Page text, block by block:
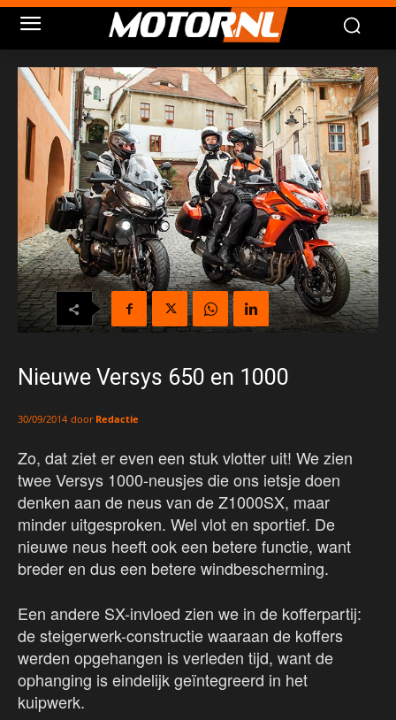
Nieuwe Versys 650 en 1000
30/09/2014 door Redactie
Zo, dat ziet er even een stuk vlotter uit! We zien
twee Versys 1000-neusjes die ons ietsje doen
denken aan de neus van de Z1000SX, maar
minder uitgesproken. Wel vlot en sportief. De
nieuwe neus heeft ook een betere functie, want
breder en dus een betere windbescherming.
Een andere SX-invloed zien we in de kofferpartij:
de steigerwerk-constructie waaraan de koffers
werden opgehangen is verleden tijd, want de
ophanging is eindelijk geïntegreerd in het
kuipwerk.